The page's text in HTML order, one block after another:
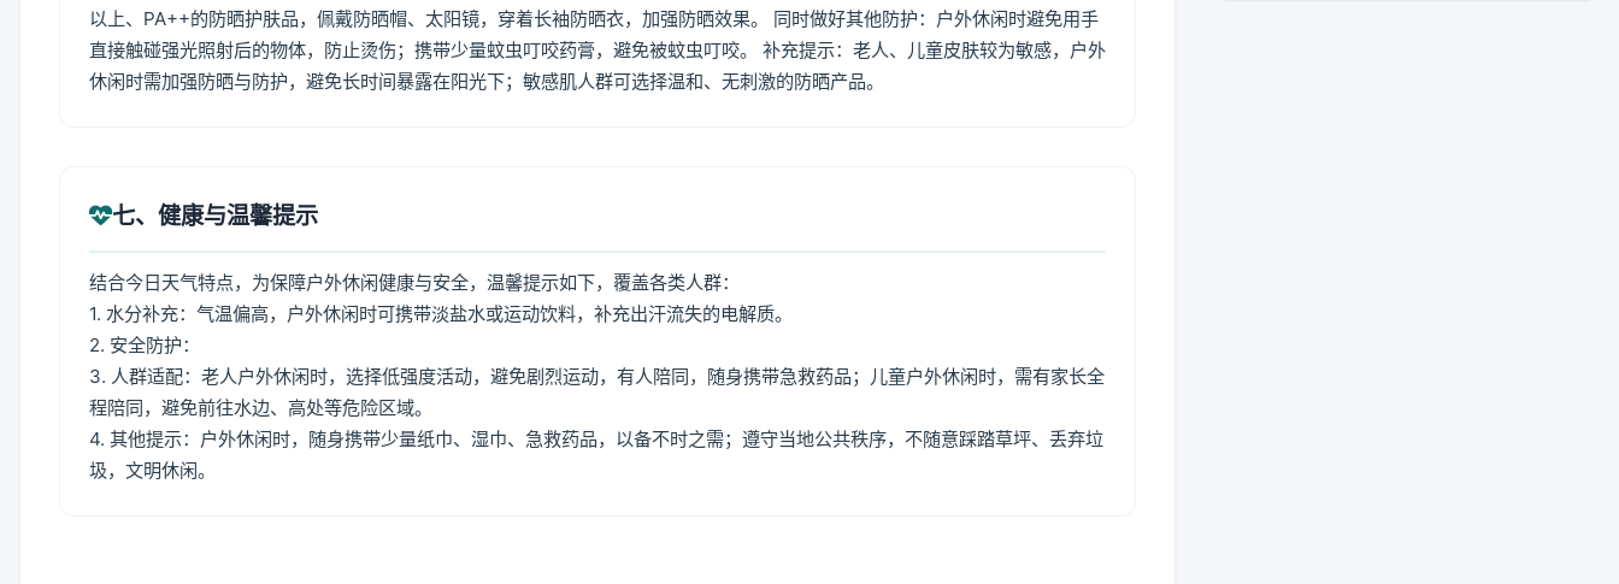
以上、PA++的防晒护肤品，佩戴防晒帽、太阳镜，穿着长袖防晒衣，加强防晒效果。 同时做好其他防护：户外休闲时避免用手
直接触碰强光照射后的物体，防止烫伤；携带少量蚊虫叮咬药膏，避免被蚊虫叮咬。 补充提示：老人、儿童皮肤较为敏感，户外
休闲时需加强防晒与防护，避免长时间暴露在阳光下；敏感肌人群可选择温和、无刺激的防晒产品。
七、健康与温馨提示
结合今日天气特点，为保障户外休闲健康与安全，温馨提示如下，覆盖各类人群：
1. 水分补充：气温偏高，户外休闲时可携带淡盐水或运动饮料，补充出汗流失的电解质。
2. 安全防护：
3. 人群适配：老人户外休闲时，选择低强度活动，避免剧烈运动，有人陪同，随身携带急救药品；儿童户外休闲时，需有家长全
程陪同，避免前往水边、高处等危险区域。
4. 其他提示：户外休闲时，随身携带少量纸巾、湿巾、急救药品，以备不时之需；遵守当地公共秩序，不随意踩踏草坪、丢弃垃
圾，文明休闲。